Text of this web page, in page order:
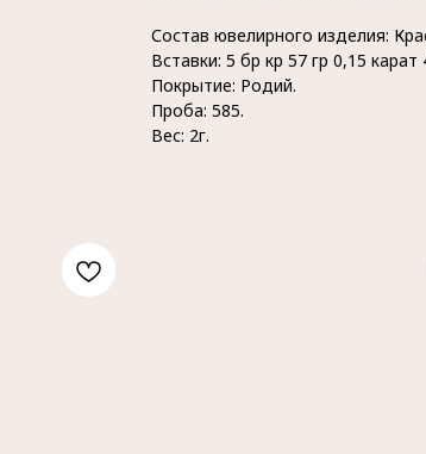
Состав ювелирного изделия:
Вставки: 5 бр кр 57 гр 0,15 карат
Покрытие: Родий.
Проба: 585.
Вес: 2г.